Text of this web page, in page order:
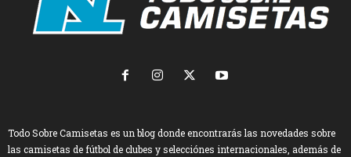
Todo Sobre Camisetas es un blog donde encontrarás las novedades sobre
las camisetas de fútbol de clubes y selecciónes internacionales, además de